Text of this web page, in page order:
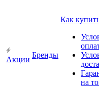
Акции
Бренды
Как
на